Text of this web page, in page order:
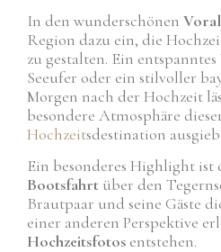
In den wunderschönen
Region dazu ein, die
zu gestalten. Ein
Seeufer oder ein stilvoller
Morgen nach der Hochzeit
besondere Atmosphäre
Hochzeitsdestination
Ein besonderes Highlight ist
Bootsfahrt über den
Brautpaar und seine Gäste
einer anderen Perspektive
Hochzeitsfotos entstehen.